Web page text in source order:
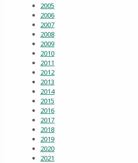
2005
2006
2007
2008
2009
2010
2011
2012
2013
2014
2015
2016
2017
2018
2019
2020
2021